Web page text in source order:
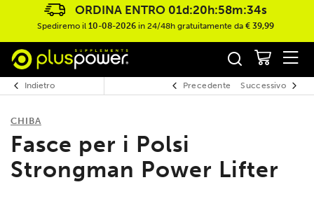
ORDINA ENTRO 01d:20h:58m:34s
Spediremo il 10-08-2026in 24/48h gratuitamente da € 39,99
Indietro Precedente Successivo
CHIBA
Fasce per i Polsi
Strongman Power Lifter